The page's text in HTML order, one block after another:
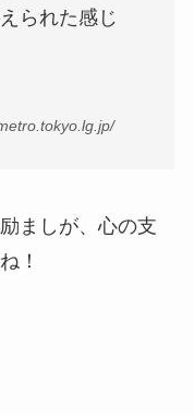
られた感じ
ましが、心の支
！